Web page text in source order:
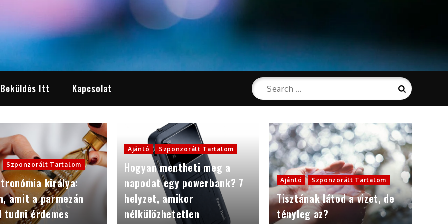
Itt Kapcsolat
Search
for:
Search
Szponzorált Tartalom
királya:
amit a parmezán
érdemes
Ajánló Szponzorált Tartalom
Hogyan mentheti meg a
napodat egy powerbank? 7
helyzet, amikor
nélkülözhetetlen
Ajánló Szponzorált Tartalom
Tisztának látod a vizet, de
tényleg az?